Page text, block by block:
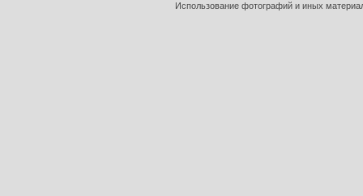
Использование фотографий и иных